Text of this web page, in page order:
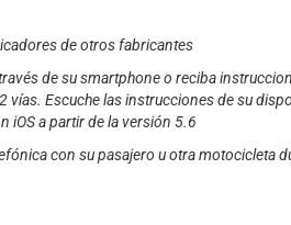
de otros fabricantes
de su smartphone o reciba
Escuche las instrucciones de su
iOS a partir de la versión 5.6
con su pasajero u otra motocicleta